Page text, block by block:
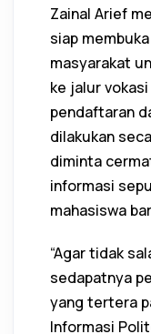
Zainal Arief
siap
masyarakat
ke jalur
pendaftaran
dilakukan
diminta
informasi
mahasiswa
“Agar tidak
sedapatnya
yang tertera
Informasi